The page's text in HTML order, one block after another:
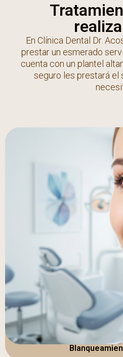
En Clínica Dental Dr.
prestar un esmerado
cuenta con un plantel
seguro les prestará el